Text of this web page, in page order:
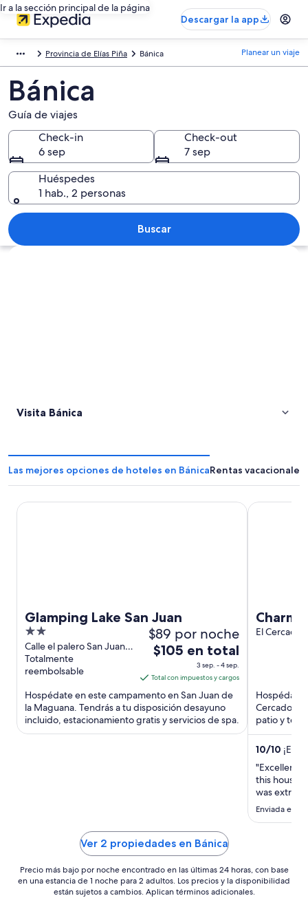
Ir a la sección principal de la página
Descargar la app
Provincia de Elías Piña Bánica Planear un viaje
Bánica
Guía de viajes
Check-in
6 sep
Check-out
7 sep
Huéspedes
1 hab., 2 personas
Buscar
Explorar mapa
Visita Bánica
Las mejores opciones de hoteles en BánicaRentas vacacionales
Glamping Lake San Juan
2
out
of
5
Calle el palero San Juan
de la Maguana San Juan
Totalmente
reembolsable
$89 por noche
El
es
de
$105
en
total
4
sep
$105 en total
3 sep. - 4 sep.
Total con impuestos y cargos
Hospédate en este campamento en San Juan de
la Maguana. Tendrás a tu disposición desayuno
incluido, estacionamiento gratis y servicios de spa.
Glamping Lake San Juan
El Cercado
Hospédate
Cercado.
patio y
10/10
"Excellent
this house
was
Enviada el
Charming
Ver 2 propiedades en Bánica
Precio más bajo por noche encontrado en las últimas 24 horas, con base
en una estancia de 1 noche para 2 adultos. Los precios y la disponibilidad
están sujetos a cambios. Aplican términos adicionales.